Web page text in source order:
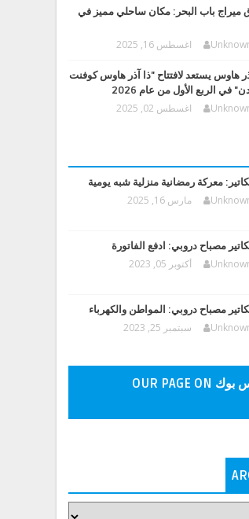
ميراج باب البحر: مكان ساحلي مميز في
اغسطس 16, 2025
هاوس يستعد لافتتاح "ذا آذر هاوس كوفنت
في الربع الأول من عام 2026
اغسطس 02, 2025
معركة رمضانية منزلية شبه يومية
مارس 16, 2025
مصباح دروبي: ادفع الفاتورة
أكتوبر 05, 2023
مصباح دروبي: المواطن والكهرباء
سبتمبر 25, 2023
صفحتنا على فيس بوك OUR PAGE ON